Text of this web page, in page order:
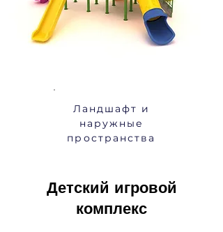
Ландшафт и
наружные
пространства
Детский игровой
комплекс